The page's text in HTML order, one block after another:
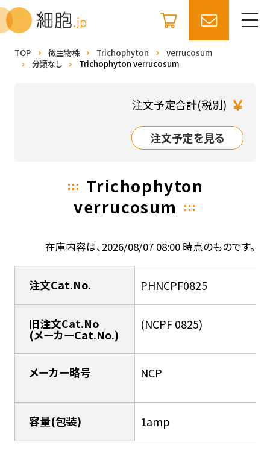
TOP 微生物株 Trichophyton
verrucosum
分類なし
Trichophyton verrucosum
注文予定合計(税別) ￥
注文予定を見る
Trichophyton
verrucosum
在庫内容は、2026/08/07 08:00 時点のものです。
注文Cat.No. PHNCPF0825
旧注文Cat.No
(メーカーCat.No.)
(NCPF 0825)
メーカー略号 NCP
容量(包装) 1amp